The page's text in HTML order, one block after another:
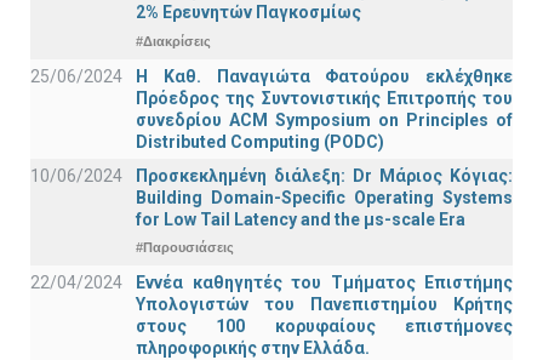
2% Ερευνητών Παγκοσμίως
#Διακρίσεις
25/06/2024
Η Καθ. Παναγιώτα Φατούρου εκλέχθηκε
Πρόεδρος της Συντονιστικής Επιτροπής του
συνεδρίου ACM Symposium on Principles of
Distributed Computing (PODC)
10/06/2024
Προσκεκλημένη διάλεξη: Dr Μάριος Κόγιας:
Building Domain-Specific Operating Systems
for Low Tail Latency and the μs-scale Era
#Παρουσιάσεις
22/04/2024
Εννέα καθηγητές του Τμήματος Επιστήμης
Υπολογιστών του Πανεπιστημίου Κρήτης
στους 100 κορυφαίους επιστήμονες
πληροφορικής στην Ελλάδα.